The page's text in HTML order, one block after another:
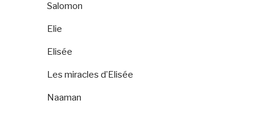
Salomon
Elie
Elisée
Les miracles d’Elisée
Naaman